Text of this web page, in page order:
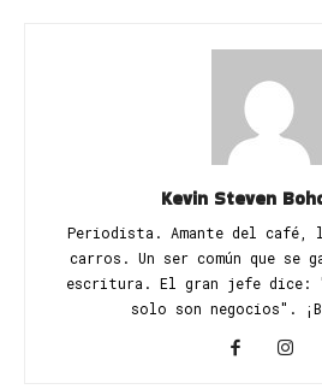
Kevin Steven
Periodista. Amante del café,
carros. Un ser común que se
escritura. El gran jefe dice:
solo son negocios".